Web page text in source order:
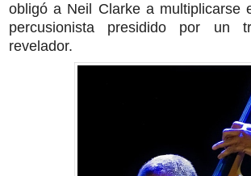
obligó a Neil Clarke a multiplicarse
percusionista presidido por un
revelador.